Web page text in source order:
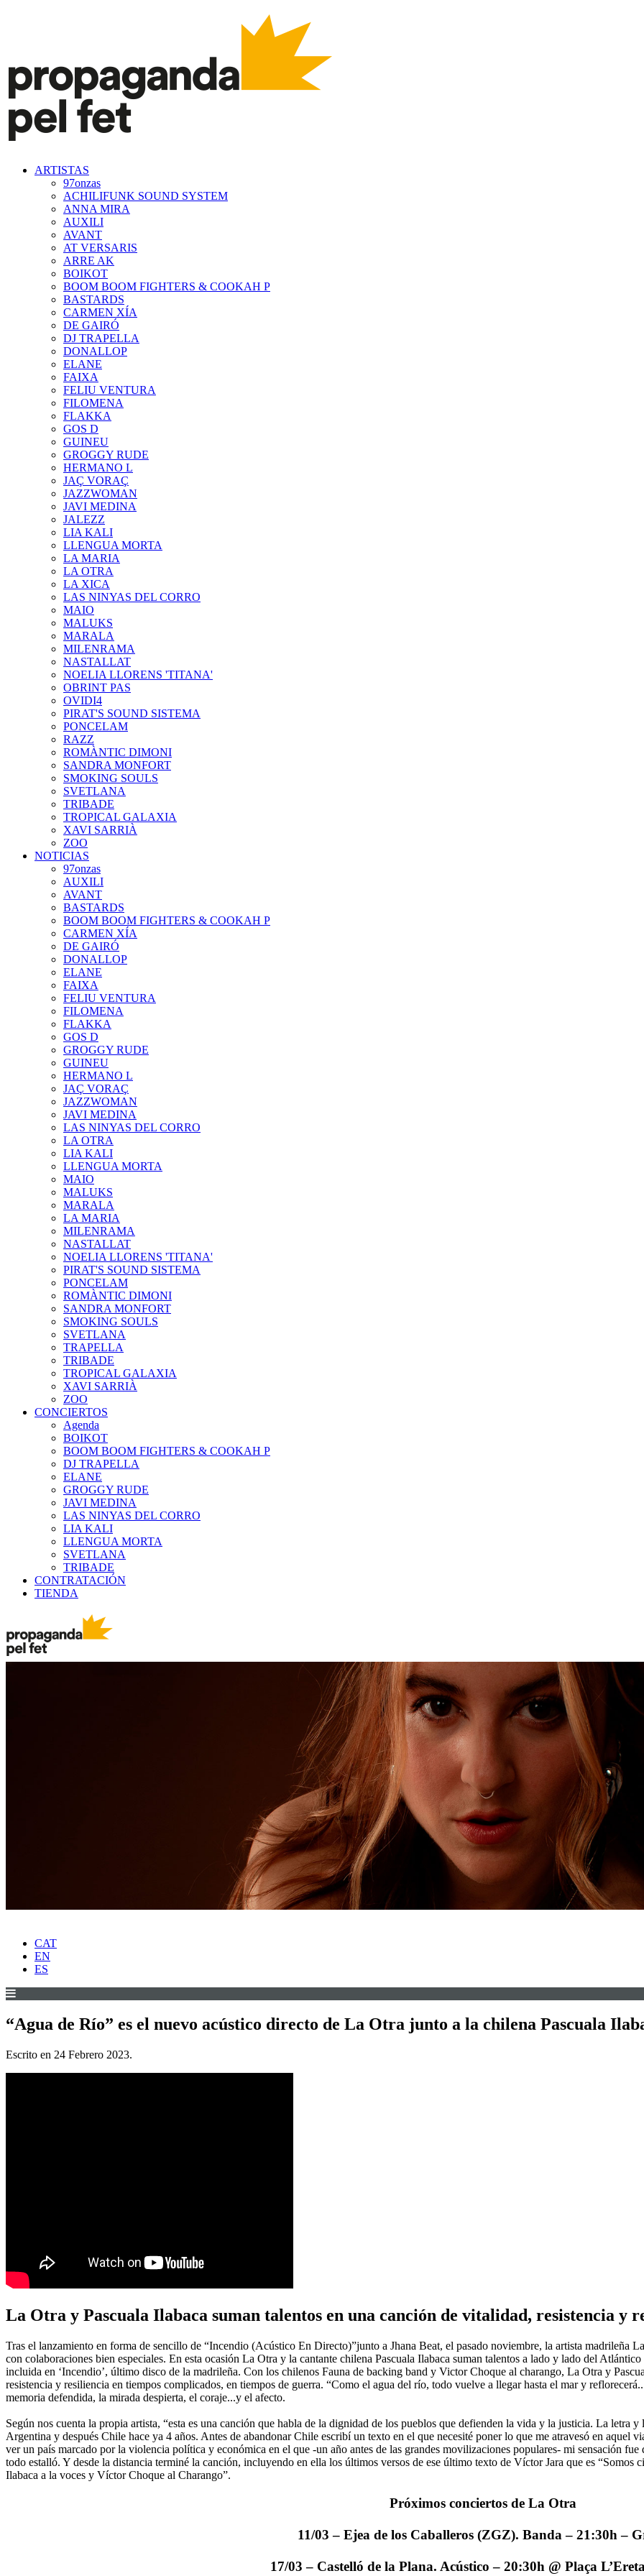
ARTISTAS
97onzas
ACHILIFUNK SOUND SYSTEM
ANNA MIRA
AUXILI
AVANT
AT VERSARIS
ARRE AK
BOIKOT
BOOM BOOM FIGHTERS & COOKAH P
BASTARDS
CARMEN XÍA
DE GAIRÓ
DJ TRAPELLA
DONALLOP
ELANE
FAIXA
FELIU VENTURA
FILOMENA
FLAKKA
GOS D
GUINEU
GROGGY RUDE
HERMANO L
JAÇ VORAÇ
JAZZWOMAN
JAVI MEDINA
JALEZZ
LIA KALI
LLENGUA MORTA
LA MARIA
LA OTRA
LA XICA
LAS NINYAS DEL CORRO
MAIO
MALUKS
MARALA
MILENRAMA
NASTALLAT
NOELIA LLORENS 'TITANA'
OBRINT PAS
OVIDI4
PIRAT'S SOUND SISTEMA
PONCELAM
RAZZ
ROMÀNTIC DIMONI
SANDRA MONFORT
SMOKING SOULS
SVETLANA
TRIBADE
TROPICAL GALAXIA
XAVI SARRIÀ
ZOO
NOTICIAS
97onzas
AUXILI
AVANT
BASTARDS
BOOM BOOM FIGHTERS & COOKAH P
CARMEN XÍA
DE GAIRÓ
DONALLOP
ELANE
FAIXA
FELIU VENTURA
FILOMENA
FLAKKA
GOS D
GROGGY RUDE
GUINEU
HERMANO L
JAÇ VORAÇ
JAZZWOMAN
JAVI MEDINA
LAS NINYAS DEL CORRO
LA OTRA
LIA KALI
LLENGUA MORTA
MAIO
MALUKS
MARALA
LA MARIA
MILENRAMA
NASTALLAT
NOELIA LLORENS 'TITANA'
PIRAT'S SOUND SISTEMA
PONCELAM
ROMÀNTIC DIMONI
SANDRA MONFORT
SMOKING SOULS
SVETLANA
TRAPELLA
TRIBADE
TROPICAL GALAXIA
XAVI SARRIÀ
ZOO
CONCIERTOS
Agenda
BOIKOT
BOOM BOOM FIGHTERS & COOKAH P
DJ TRAPELLA
ELANE
GROGGY RUDE
JAVI MEDINA
LAS NINYAS DEL CORRO
LIA KALI
LLENGUA MORTA
SVETLANA
TRIBADE
CONTRATACIÓN
TIENDA
CAT
EN
ES
“Agua de Río” es el nuevo acústico directo de La Otra junto a la chilena Pascuala
Escrito en 24 Febrero 2023.
La Otra y Pascuala Ilabaca suman talentos en una canción de vitalidad, resistencia y
Tras el lanzamiento en forma de sencillo de “Incendio (Acústico En Directo)”junto a Jhana Beat, el pasado noviembre, la artista madrileña
con colaboraciones bien especiales. En esta ocasión La Otra y la cantante chilena Pascuala Ilabaca suman talentos a lado y lado del
incluida en ‘Incendio’, último disco de la madrileña. Con los chilenos Fauna de backing band y Victor Choque al charango, La Otra y
resistencia y resiliencia en tiempos complicados, en tiempos de guerra. “Como el agua del río, todo vuelve a llegar hasta el mar y
memoria defendida, la mirada despierta, el coraje...y el afecto.
Según nos cuenta la propia artista, “esta es una canción que habla de la dignidad de los pueblos que defienden la vida y la justicia. La letra
Argentina y después Chile hace ya 4 años. Antes de abandonar Chile escribí un texto en el que necesité poner lo que me atravesó en aquel
ver un país marcado por la violencia política y económica en el que -un año antes de las grandes movilizaciones populares- mi sensación
todo estalló. Y desde la distancia terminé la canción, incluyendo en ella los últimos versos de ese último texto de Víctor Jara que es “Somos
Ilabaca a la voces y Víctor Choque al Charango”.
Próximos conciertos de La Otra
11/03 – Ejea de los Caballeros (ZGZ). Banda – 21:30h –
17/03 – Castelló de la Plana. Acústico – 20:30h @ Plaça